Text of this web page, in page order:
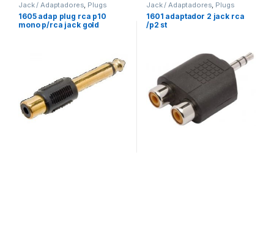
Jack / Adaptadores Plugs
1605 adap plug rca p10
mono p/rca jack gold
Jack / Adaptadores Plugs
1601 adaptador 2 jack rca
/p2 st